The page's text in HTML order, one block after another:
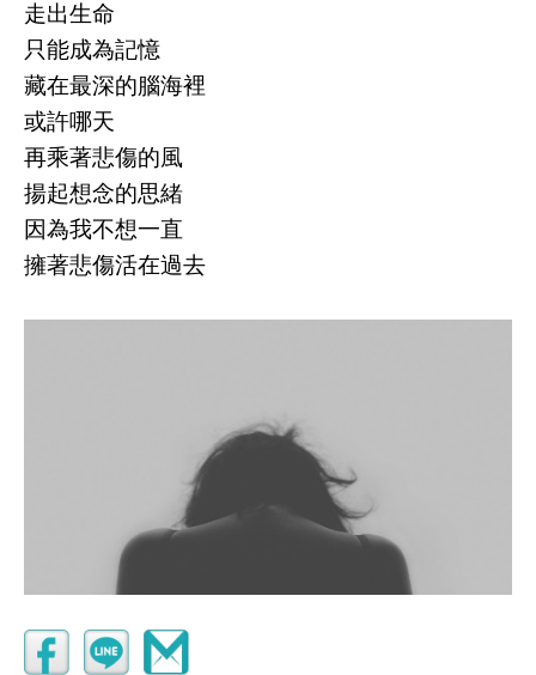
走出生命
只能成為記憶
藏在最深的腦海裡
或許哪天
再乘著悲傷的風
揚起想念的思緒
因為我不想一直
擁著悲傷活在過去